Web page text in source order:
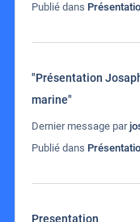
Publié dans
"Présentation
marine"
Dernier message par
Publié dans
Presentation